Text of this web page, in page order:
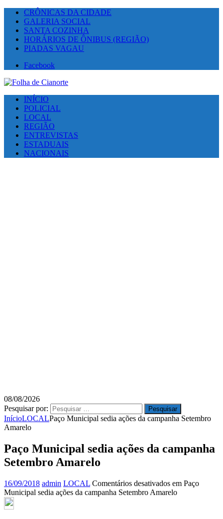
CRÔNICAS DA CIDADE
GALERIA SOCIAL
SANTA COZINHA
HORÁRIOS DE ÔNIBUS (REGIÃO)
PIADAS VAGAU
Facebook
INÍCIO
POLICIAL
LOCAL
REGIÃO
ENTREVISTAS
ESTADUAIS
NACIONAIS
08/08/2026
Pesquisar por:
InícioLOCALPaço Municipal sedia ações da campanha Setembro
Amarelo
Paço Municipal sedia ações da campanha
Setembro Amarelo
16/09/2018 admin LOCAL Comentários desativados em Paço
Municipal sedia ações da campanha Setembro Amarelo